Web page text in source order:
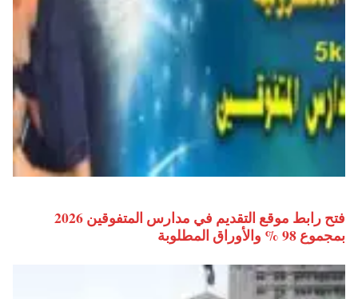
فتح رابط موقع التقديم في مدارس المتفوقين 2026
بمجموع 98 % والأوراق المطلوبة